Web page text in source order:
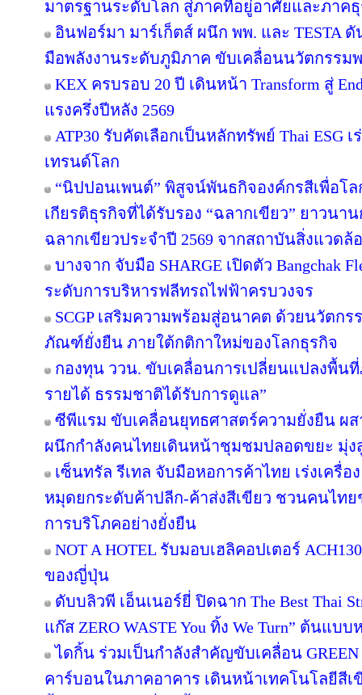
มาตรฐานระดับโลก สู่ภาคที่อยู่อาศัยและภาค
อินฟอร์มา มาร์เก็ตส์ ผนึก พพ. และ TESTA ดั
มือพลังงานระดับภูมิภาค ขับเคลื่อนนวัตกรรม
KEX ครบรอบ 20 ปี เดินหน้า Transform สู่
แรงครึ่งปีหลัง 2569
ATP30 รับคัดเลือกเป็นหลักทรัพย์ Thai ESG เ
เทรนด์โลก
“นิปปอนเพนต์” พิสูจน์พันธกิจองค์กรสีเพื่อโ
เกียรติธุรกิจที่ได้รับรอง “ฉลากเขียว” ยาวนา
ฉลากเขียวประจำปี 2569 จากสถาบันสิ่งแวดล้
บางจาก จับมือ SHARGE เปิดตัว Bangchak
ระดับการบริหารฟลีทรถไฟฟ้าครบวงจร
SCGP เสริมความพร้อมสู่อนาคต ด้วยนวัตก
ภัณฑ์ยั่งยืน ภายใต้กติกาใหม่ของโลกธุรกิจ
กองทุน ววน. ขับเคลื่อนการเปลี่ยนแปลงพื้น
รายได้ ธรรมชาติได้รับการดูแล”
ซีพีแรม ขับเคลื่อนยุทธศาสตร์ความยั่งยืน ผสา
ผนึกกำลังคนไทยเดินหน้าชุมชมปลอดขยะ มุ่งสู่
เซ็นทรัล รีเทล จับมือหอการค้าไทย เร่งเครื่อ
หมุดยกระดับค้าปลีก-ค้าส่งสีเขียว ชวนคนไท
การบริโภคอย่างยั่งยืน
NOT A HOTEL รับมอบเฮลิคอปเตอร์
ของญี่ปุ่น
ดับบลิวพี เอ็นเนอร์ยี่ ปิดฉาก The Best Thai
แก๊ส ZERO WASTE You ทิ้ง We Turn” ต้นแ
ไดกิ้น ร่วมเป็นกำลังสำคัญขับเคลื่อน
คาร์บอนในภาคอาคาร เดินหน้าเทคโนโลยีสีเ